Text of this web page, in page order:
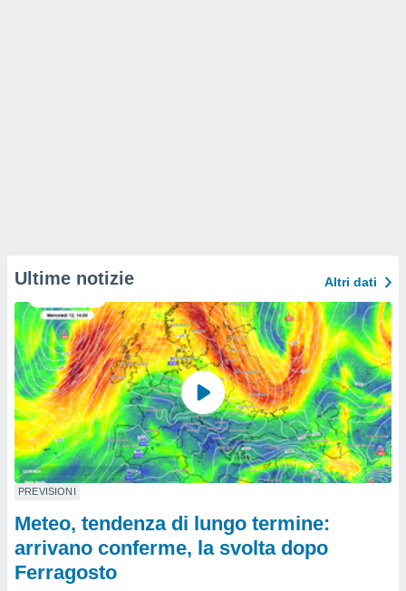
Ultime notizie Altri dati
PREVISIONI
Meteo, tendenza di lungo termine:
arrivano conferme, la svolta dopo
Ferragosto